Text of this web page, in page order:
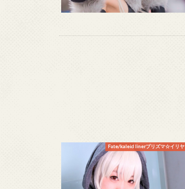
Fate/kaleid linerプリズマ☆イリヤ